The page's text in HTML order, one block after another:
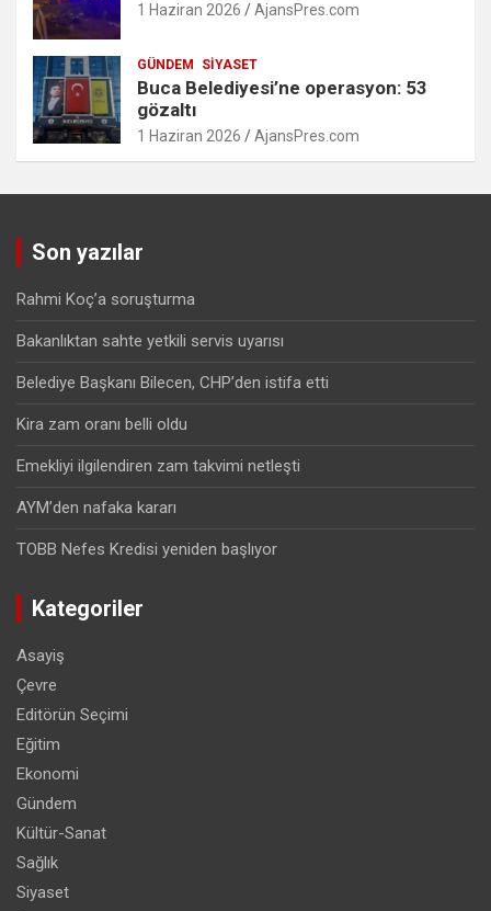
1 Haziran 2026 AjansPres.com
GÜNDEM SIYASET
Buca Belediyesi’ne operasyon: 53
gözaltı
1 Haziran 2026 AjansPres.com
Son yazılar
Rahmi Koç’a soruşturma
Bakanlıktan sahte yetkili servis uyarısı
Belediye Başkanı Bilecen, CHP’den istifa etti
Kira zam oranı belli oldu
Emekliyi ilgilendiren zam takvimi netleşti
AYM’den nafaka kararı
TOBB Nefes Kredisi yeniden başlıyor
Kategoriler
Asayiş
Çevre
Editörün Seçimi
Eğitim
Ekonomi
Gündem
Kültür-Sanat
Sağlık
Siyaset